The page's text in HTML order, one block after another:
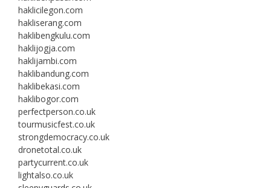
haklicilegon.com
hakliserang.com
haklibengkulu.com
haklijogja.com
haklijambi.com
haklibandung.com
haklibekasi.com
haklibogor.com
perfectperson.co.uk
tourmusicfest.co.uk
strongdemocracy.co.uk
dronetotal.co.uk
partycurrent.co.uk
lightalso.co.uk